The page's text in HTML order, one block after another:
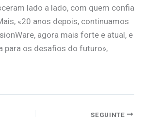
lado a lado, com quem confia
«20 anos depois, continuamos
agora mais forte e atual, e
para os desafios do futuro»,
SEGUINTE